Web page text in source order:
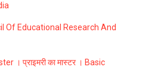
Of Educational Research And
। प्राइमरी का मास्टर । Basic